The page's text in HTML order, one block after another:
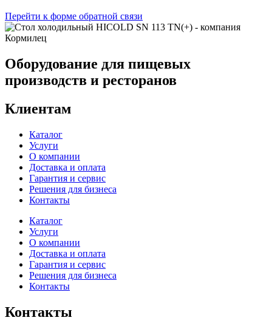
Перейти к форме обратной связи
Оборудование для пищевых
производств и ресторанов
Клиентам
Каталог
Услуги
О компании
Доставка и оплата
Гарантия и сервис
Решения для бизнеса
Контакты
Каталог
Услуги
О компании
Доставка и оплата
Гарантия и сервис
Решения для бизнеса
Контакты
Контакты